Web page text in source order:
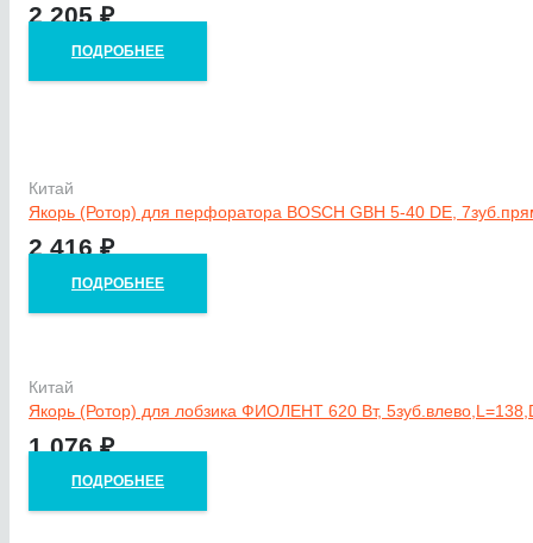
2 205₽
ПОДРОБНЕЕ
Китай
Якорь (Ротор) для перфоратора BOSCH GBH 5-40 DE,
2 416₽
ПОДРОБНЕЕ
Китай
Якорь (Ротор) для лобзика ФИОЛЕНТ 620 Вт,
1 076₽
ПОДРОБНЕЕ